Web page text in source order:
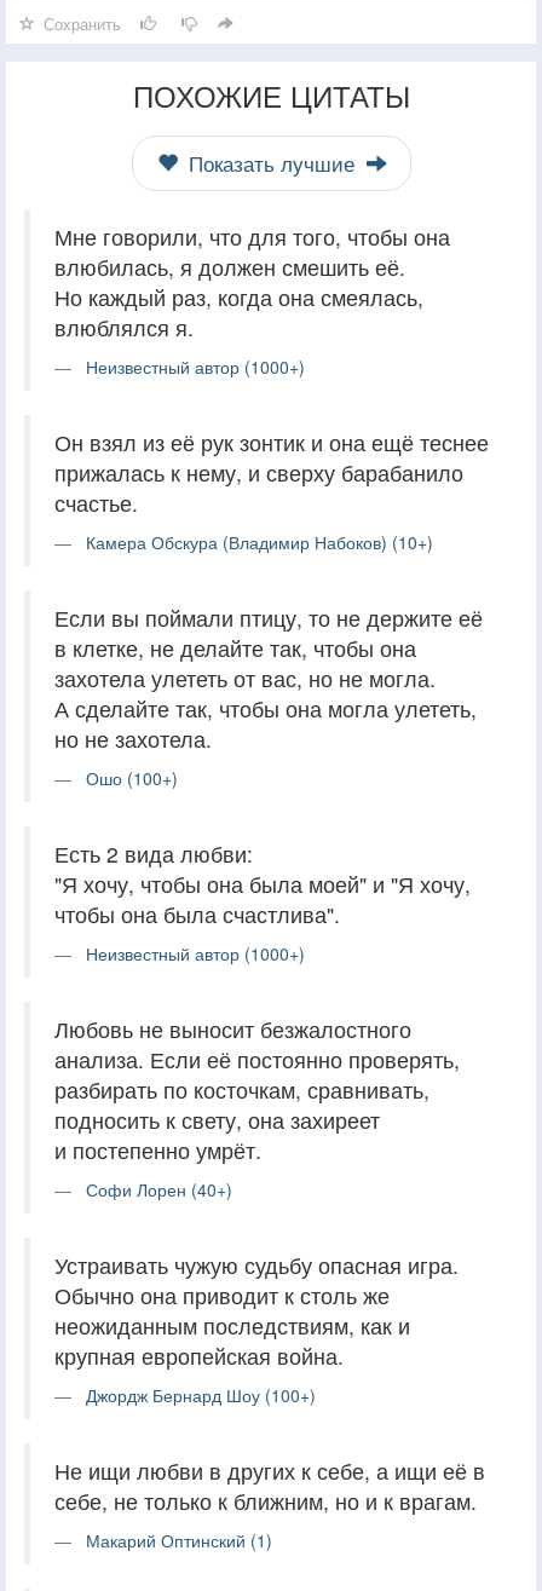
Сохранить
ПОХОЖИЕ ЦИТАТЫ
Показать лучшие
Мне говорили, что для того, чтобы она
влюбилась, я должен смешить её.
Но каждый раз, когда она смеялась,
влюблялся я.
Неизвестный автор (1000+)
Он взял из её рук зонтик и она ещё теснее
прижалась к нему, и сверху барабанило
счастье.
Камера Обскура (Владимир Набоков) (10+)
Если вы поймали птицу, то не держите её
в клетке, не делайте так, чтобы она
захотела улететь от вас, но не могла.
А сделайте так, чтобы она могла улететь,
но не захотела.
Ошо (100+)
Есть 2 вида любви:
"Я хочу, чтобы она была моей" и "Я хочу,
чтобы она была счастлива".
Неизвестный автор (1000+)
Любовь не выносит безжалостного
анализа. Если её постоянно проверять,
разбирать по косточкам, сравнивать,
подносить к свету, она захиреет
и постепенно умрёт.
Софи Лорен (40+)
Устраивать чужую судьбу опасная игра.
Обычно она приводит к столь же
неожиданным последствиям, как и
крупная европейская война.
Джордж Бернард Шоу (100+)
Не ищи любви в других к себе, а ищи её в
себе, не только к ближним, но и к врагам.
Макарий Оптинский (1)